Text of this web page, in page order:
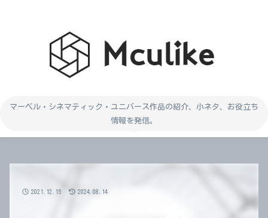
マーベル・シネマティック・ユニバース作品の紹介、小ネタ、お役立ち
情報を発信。
2021.12.15 2024.08.14